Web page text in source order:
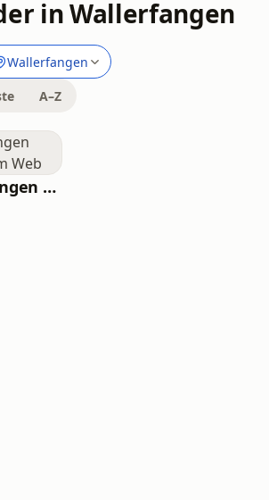
in Wallerfangen
Wallerfangen
A–Z
Radio-Wallerfangen Dein Lokalradio im Web